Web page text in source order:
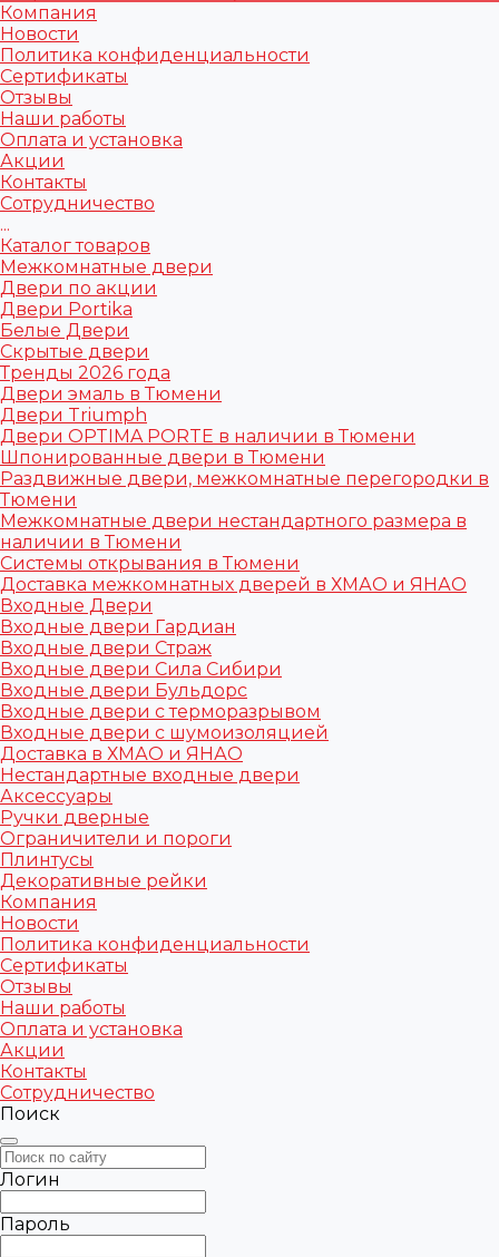
Компания
Новости
Политика конфиденциальности
Сертификаты
Отзывы
Наши работы
Оплата и установка
Акции
Контакты
Сотрудничество
...
Каталог товаров
Межкомнатные двери
Двери по акции
Двери Portika
Белые Двери
Скрытые двери
Тренды 2026 года
Двери эмаль в Тюмени
Двери Triumph
Двери OPTIMA PORTE в наличии в Тюмени
Шпонированные двери в Тюмени
Раздвижные двери, межкомнатные перегородки в
Тюмени
Межкомнатные двери нестандартного размера в
наличии в Тюмени
Системы открывания в Тюмени
Доставка межкомнатных дверей в ХМАО и ЯНАО
Входные Двери
Входные двери Гардиан
Входные двери Страж
Входные двери Сила Сибири
Входные двери Бульдорс
Входные двери с терморазрывом
Входные двери с шумоизоляцией
Доставка в ХМАО и ЯНАО
Нестандартные входные двери
Аксессуары
Ручки дверные
Ограничители и пороги
Плинтусы
Декоративные рейки
Компания
Новости
Политика конфиденциальности
Сертификаты
Отзывы
Наши работы
Оплата и установка
Акции
Контакты
Сотрудничество
Поиск
Логин
Пароль